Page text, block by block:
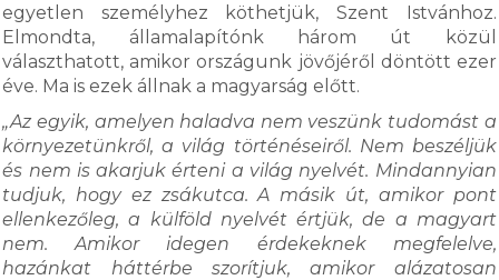
egyetlen személyhez köthetjük, Szent Istvánhoz.
Elmondta, államalapítónk három út közül
választhatott, amikor országunk jövőjéről döntött ezer
éve. Ma is ezek állnak a magyarság előtt.
„Az egyik, amelyen haladva nem veszünk tudomást a
környezetünkről, a világ történéseiről. Nem beszéljük
és nem is akarjuk érteni a világ nyelvét. Mindannyian
tudjuk, hogy ez zsákutca. A másik út, amikor pont
ellenkezőleg, a külföld nyelvét értjük, de a magyart
nem. Amikor idegen érdekeknek megfelelve,
hazánkat háttérbe szorítjuk, amikor alázatosan